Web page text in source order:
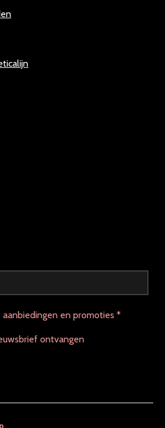
en promoties *
ontvangen